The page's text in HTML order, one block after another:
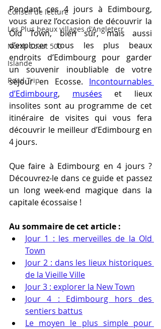
Conseil de lecture
Les Plus beaux villages d'Angleterr
North Coast 500
Islande
Road Trip
Pendant ces 4 jours à Edimbourg,
vous aurez l’occasion de découvrir la
Old Town, bien sûr, mais aussi
d’explorer tous les plus beaux
endroits d’Edimbourg pour garder
un souvenir inoubliable de votre
séjour en Ecosse. Incontournables
d’Edimbourg, musées et lieux
insolites sont au programme de cet
itinéraire de visites qui vous fera
découvrir le meilleur d’Edimbourg en
4 jours.
Que faire à Edimbourg en 4 jours ?
Découvrez-le dans ce guide et passez
un long week-end magique dans la
capitale écossaise !
Au sommaire de cet article :
Jour 1 : les merveilles de la Old
Town
Jour 2 : dans les lieux historiques
de la Vieille Ville
Jour 3 : explorer la New Town
Jour 4 : Edimbourg hors des
sentiers battus
Le moyen le plus simple pour